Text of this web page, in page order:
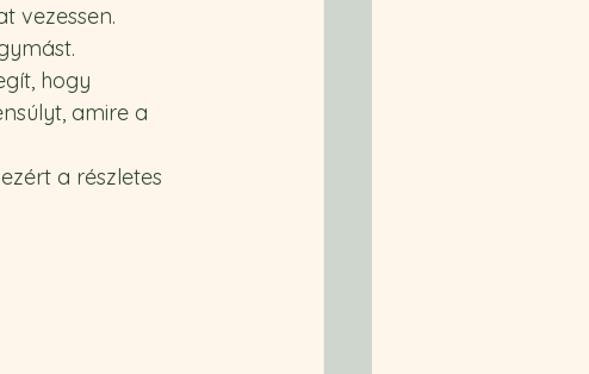
vezessen.
hogy
amire a
a részletes